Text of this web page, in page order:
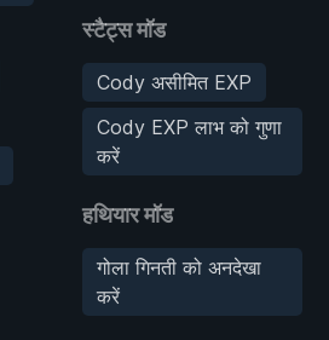
स्टैट्स मॉड
Cody असीमित EXP
Cody EXP लाभ को गुणा
करें
हथियार मॉड
गोला गिनती को अनदेखा
करें